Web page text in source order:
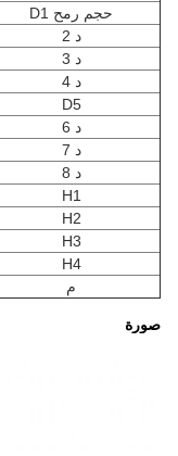
حجم رمح D1
د 2
د 3
د 4
D5
د 6
د 7
د 8
H1
H2
H3
H4
م
صورة